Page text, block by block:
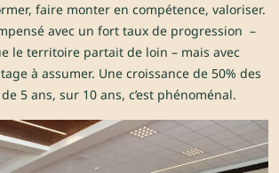
faire monter en compétence, valoriser.
avec un fort taux de progression –
le territoire partait de loin – mais avec
à assumer. Une croissance de 50% des
5 ans, sur 10 ans, c’est phénoménal.